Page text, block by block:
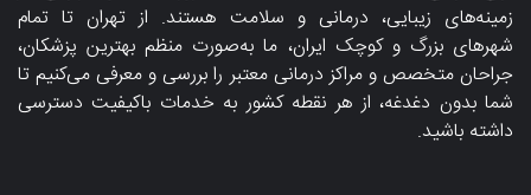
زمینه‌های زیبایی، درمانی و سلامت هستند. از تهران تا تمام
شهرهای بزرگ و کوچک ایران، ما به‌صورت منظم بهترین پزشکان،
جراحان متخصص و مراکز درمانی معتبر را بررسی و معرفی می‌کنیم تا
شما بدون دغدغه، از هر نقطه کشور به خدمات باکیفیت دسترسی
داشته باشید.